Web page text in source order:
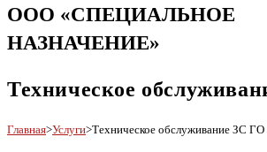
ООО «СПЕЦИАЛЬНОЕ
НАЗНАЧЕНИЕ»
Техническое
Главная>Услуги>Техническое обслуживание ЗС ГО